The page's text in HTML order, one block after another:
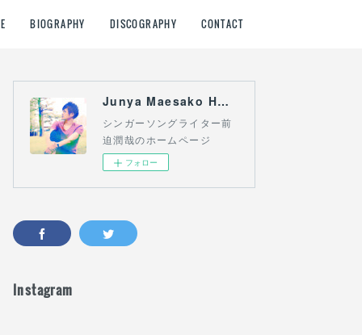
BIOGRAPHY DISCOGRAPHY CONTACT
Junya Maesako HOME
シンガーソングライター前
迫潤哉のホームページ
フォロー
Instagram